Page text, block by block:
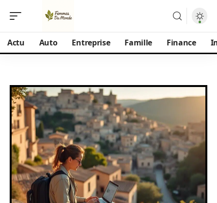
Actu Auto Entreprise Famille Finance